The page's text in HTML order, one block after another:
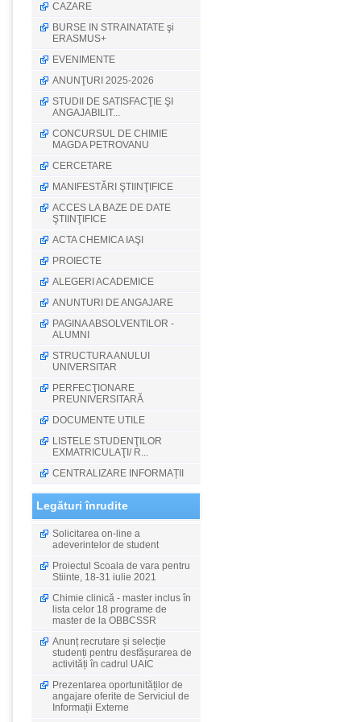
CAZARE
BURSE IN STRAINATATE şi
ERASMUS+
EVENIMENTE
ANUNŢURI 2025-2026
STUDII DE SATISFACŢIE ŞI
ANGAJABILIT...
CONCURSUL DE CHIMIE
MAGDA PETROVANU
CERCETARE
MANIFESTĂRI ŞTIINŢIFICE
ACCES LA BAZE DE DATE
ŞTIINŢIFICE
ACTA CHEMICA IAŞI
PROIECTE
ALEGERI ACADEMICE
ANUNTURI DE ANGAJARE
PAGINA ABSOLVENTILOR -
ALUMNI
STRUCTURA ANULUI
UNIVERSITAR
PERFECŢIONARE
PREUNIVERSITARĂ
DOCUMENTE UTILE
LISTELE STUDENŢILOR
EXMATRICULAŢI/ R...
CENTRALIZARE INFORMAȚII
Legături înrudite
Solicitarea on-line a
adeverintelor de student
Proiectul Scoala de vara pentru
Stiinte, 18-31 iulie 2021
Chimie clinică - master inclus în
lista celor 18 programe de
master de la OBBCSSR
Anunț recrutare și selecție
studenți pentru desfășurarea de
activități în cadrul UAIC
Prezentarea oportunităților de
angajare oferite de Serviciul de
Informații Externe